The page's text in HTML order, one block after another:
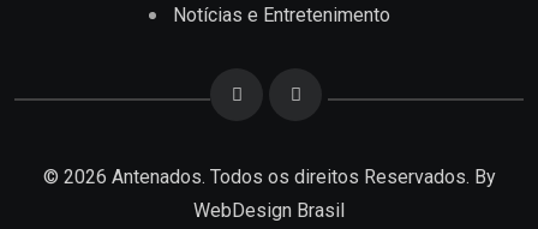
Notícias e Entretenimento
© 2026 Antenados. Todos os direitos Reservados. By
WebDesign Brasil